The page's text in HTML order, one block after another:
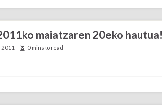
maiatzaren 20eko hautua!
2011 0 mins to read